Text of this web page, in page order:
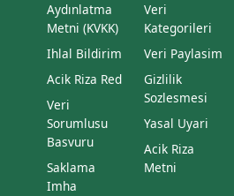
Aydınlatma
Metni (KVKK)
Ihlal Bildirim
Acik Riza Red
Veri
Sorumlusu
Basvuru
Saklama
Imha
Veri
Kategorileri
Veri Paylasim
Gizlilik
Sozlesmesi
Yasal Uyari
Acik Riza
Metni